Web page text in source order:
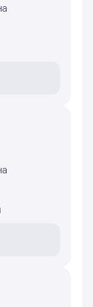
Airlines и